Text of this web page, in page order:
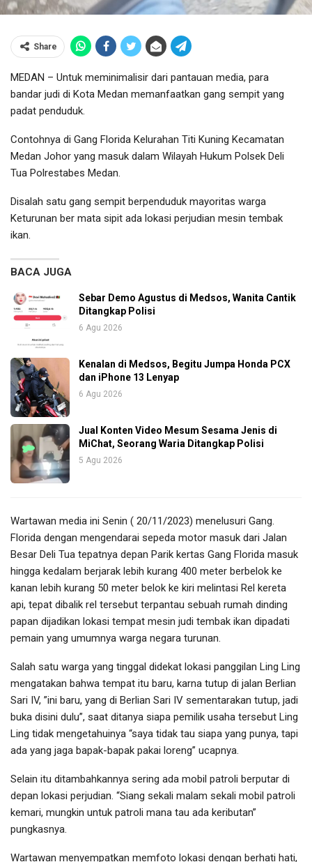
Share
MEDAN – Untuk meminimalisir dari pantauan media, para
bandar judi di Kota Medan memanfaatkan gang sempit yang
padat penduduk.
Contohnya di Gang Florida Kelurahan Titi Kuning Kecamatan
Medan Johor yang masuk dalam Wilayah Hukum Polsek Deli
Tua Polrestabes Medan.
Disalah satu gang sempit berpenduduk mayoritas warga
Keturunan ber mata sipit ada lokasi perjudian mesin tembak
ikan.
BACA JUGA
Sebar Demo Agustus di Medsos, Wanita Cantik
Ditangkap Polisi
6 Agu 2026
Kenalan di Medsos, Begitu Jumpa Honda PCX
dan iPhone 13 Lenyap
6 Agu 2026
Jual Konten Video Mesum Sesama Jenis di
MiChat, Seorang Waria Ditangkap Polisi
5 Agu 2026
Wartawan media ini Senin ( 20/11/2023) menelusuri Gang.
Florida dengan mengendarai sepeda motor masuk dari Jalan
Besar Deli Tua tepatnya depan Parik kertas Gang Florida masuk
hingga kedalam berjarak lebih kurang 400 meter berbelok ke
kanan lebih kurang 50 meter belok ke kiri melintasi Rel kereta
api, tepat dibalik rel tersebut terpantau sebuah rumah dinding
papan dijadikan lokasi tempat mesin judi tembak ikan dipadati
pemain yang umumnya warga negara turunan.
Salah satu warga yang tinggal didekat lokasi panggilan Ling Ling
mengatakan bahwa tempat itu baru, karna tutup di jalan Berlian
Sari IV, ”ini baru, yang di Berlian Sari IV sementarakan tutup, jadi
buka disini dulu”, saat ditanya siapa pemilik usaha tersebut Ling
Ling tidak mengetahuinya “saya tidak tau siapa yang punya, tapi
ada yang jaga bapak-bapak pakai loreng” ucapnya.
Selain itu ditambahkannya sering ada mobil patroli berputar di
depan lokasi perjudian. “Siang sekali malam sekali mobil patroli
kemari, mungkin untuk patroli mana tau ada keributan”
pungkasnya.
Wartawan menyempatkan memfoto lokasi dengan berhati hati,